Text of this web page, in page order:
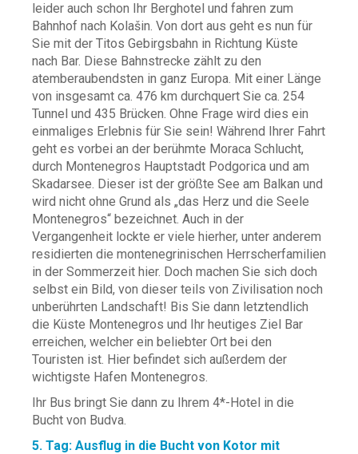
leider auch schon Ihr Berghotel und fahren zum
Bahnhof nach Kolašin. Von dort aus geht es nun für
Sie mit der Titos Gebirgsbahn in Richtung Küste
nach Bar. Diese Bahnstrecke zählt zu den
atemberaubendsten in ganz Europa. Mit einer Länge
von insgesamt ca. 476 km durchquert Sie ca. 254
Tunnel und 435 Brücken. Ohne Frage wird dies ein
einmaliges Erlebnis für Sie sein! Während Ihrer Fahrt
geht es vorbei an der berühmte Moraca Schlucht,
durch Montenegros Hauptstadt Podgorica und am
Skadarsee. Dieser ist der größte See am Balkan und
wird nicht ohne Grund als „das Herz und die Seele
Montenegros“ bezeichnet. Auch in der
Vergangenheit lockte er viele hierher, unter anderem
residierten die montenegrinischen Herrscherfamilien
in der Sommerzeit hier. Doch machen Sie sich doch
selbst ein Bild, von dieser teils von Zivilisation noch
unberührten Landschaft! Bis Sie dann letztendlich
die Küste Montenegros und Ihr heutiges Ziel Bar
erreichen, welcher ein beliebter Ort bei den
Touristen ist. Hier befindet sich außerdem der
wichtigste Hafen Montenegros.
Ihr Bus bringt Sie dann zu Ihrem 4*-Hotel in die
Bucht von Budva.
5. Tag: Ausflug in die Bucht von Kotor mit